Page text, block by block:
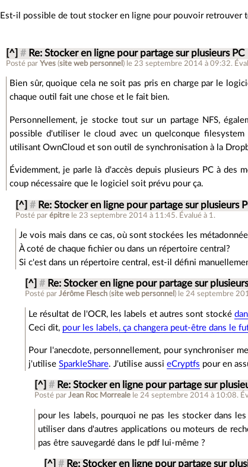
Est-il possible de tout stocker en ligne pour pouvoir retrouver
[^] # Re: Stocker en ligne pour partage sur plusieurs PC
Posté parYves (site web personnel ) le 23 septembre 2014 à 09:32.
Bien sûr, quoique cela ne soit pas pris en charge par le
chaque outil fait une chose et le fait bien.
Personnellement, je stocke tout sur un partage NFS,
possible d'utiliser le cloud avec un quelconque
utilisant OwnCloud et son outil de synchronisation à la
Évidemment, je parle là d'accès depuis plusieurs PC à des
coup nécessaire que le logiciel soit prévu pour ça.
[^] # Re: Stocker en ligne pour partage sur plusieurs
Posté parépitre le 23 septembre 2014 à 11:45. Évalué à 1 .
Je vois mais dans ce cas, où sont stockées les
À coté de chaque fichier ou dans un répertoire central?
Si c'est dans un répertoire central, est-il défini
[^] # Re: Stocker en ligne pour partage sur
Posté parJérôme Flesch (site web personnel ) le 24 septembre
Le résultat de l'OCR, les labels et autres sont stocké
Ceci dit, pour les labels, ça changera peut-être dans le
Pour l'anecdote, personnellement, pour synchroniser
j'utiliseSparkleShare. J'utilise aussieCryptfs pour en
[^] # Re: Stocker en ligne pour partage sur
Posté parJean Roc Morreale le 24 septembre 2014 à 10:08.
pour les labels, pourquoi ne pas les stocker dans
utiliser dans d'autres applications ou moteurs de
pas être sauvegardé dans le pdf lui-même ?
[^] # Re: Stocker en ligne pour partage sur